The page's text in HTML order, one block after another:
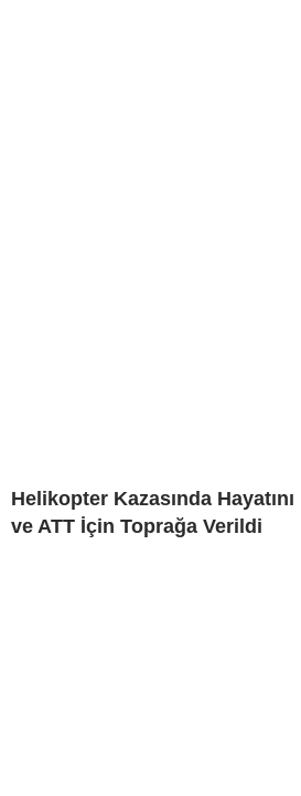
Helikopter Kazasında
ve ATT İçin Toprağa Verildi